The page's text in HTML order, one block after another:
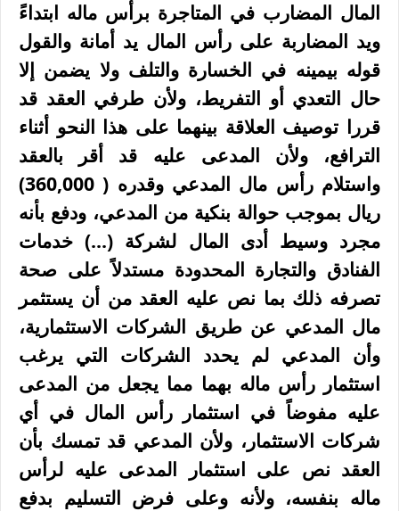
المال المضارب في المتاجرة برأس ماله ابتداءً
ويد المضاربة على رأس المال يد أمانة والقول
قوله بيمينه في الخسارة والتلف ولا يضمن إلا
حال التعدي أو التفريط، ولأن طرفي العقد قد
قررا توصيف العلاقة بينهما على هذا النحو أثناء
الترافع، ولأن المدعى عليه قد أقر بالعقد
واستلام رأس مال المدعي وقدره (
360,000
)
ريال بموجب حوالة بنكية من المدعي، ودفع بأنه
مجرد وسيط أدى المال لشركة (...) خدمات
الفنادق والتجارة المحدودة مستدلاً على صحة
تصرفه ذلك بما نص عليه العقد من أن يستثمر
مال المدعي عن طريق الشركات الاستثمارية،
وأن المدعي لم يحدد الشركات التي يرغب
استثمار رأس ماله بهما مما يجعل من المدعى
عليه مفوضاً في استثمار رأس المال في أي
شركات الاستثمار، ولأن المدعي قد تمسك بأن
العقد نص على استثمار المدعى عليه لرأس
ماله بنفسه، ولأنه وعلى فرض التسليم بدفع